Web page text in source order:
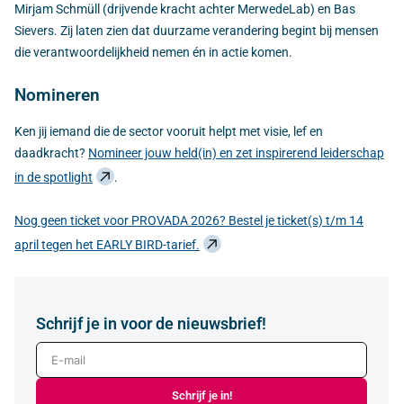
Mirjam Schmüll (drijvende kracht achter MerwedeLab) en Bas
Sievers. Zij laten zien dat duurzame verandering begint bij mensen
die verantwoordelijkheid nemen én in actie komen.
Nomineren
Ken jij iemand die de sector vooruit helpt met visie, lef en
daadkracht? Nomineer jouw held(in) en zet inspirerend leiderschap
in de spotlight
.
Nog geen ticket voor PROVADA 2026? Bestel je ticket(s) t/m 14
april tegen het EARLY BIRD-tarief.
Schrijf je in voor de nieuwsbrief!
E-mail
Schrijf je in!